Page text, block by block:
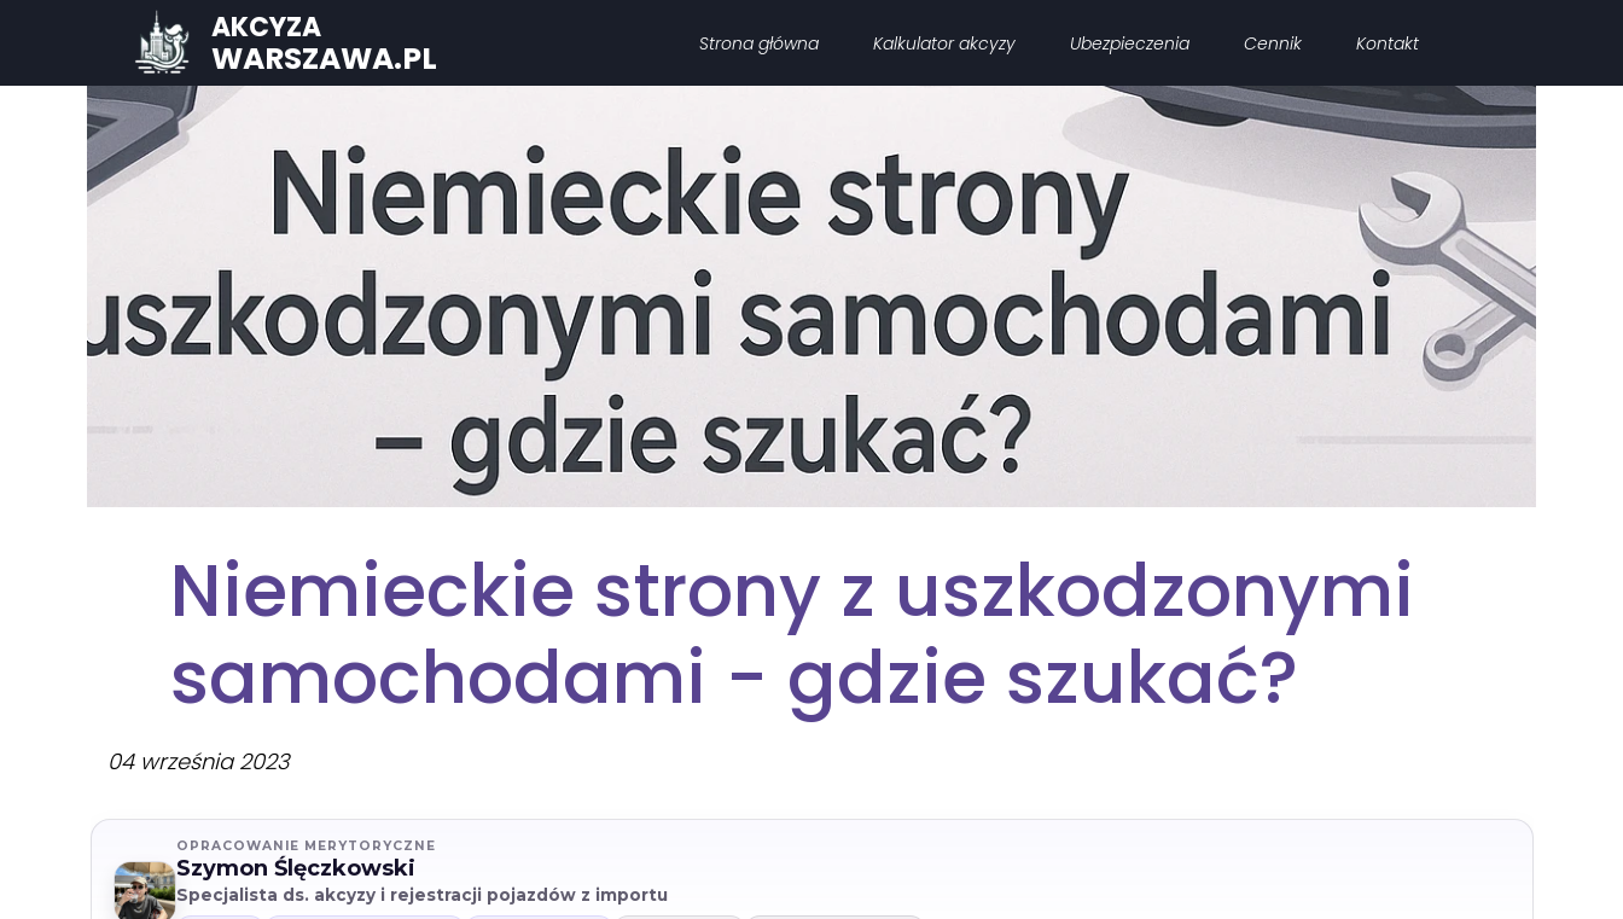
Strona główna Kalkulator akcyzy Ubezpieczenia Cennik Kontakt
AKCYZA
WARSZAWA.PL
04 września 2023
Niemieckie strony z uszkodzonymi
samochodami - gdzie szukać?
OPRACOWANIE MERYTORYCZNE
Szymon Ślęczkowski
Specjalista ds. akcyzy i rejestracji pojazdów z importu